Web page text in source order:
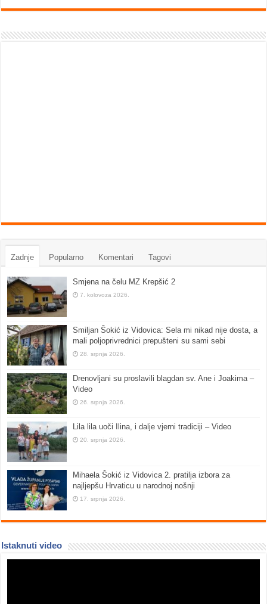
Zadnje Popularno Komentari Tagovi
Smjena na čelu MZ Krepšić 2
7. kolovoza 2026.
Smiljan Šokić iz Vidovica: Sela mi nikad nije dosta, a
mali poljoprivrednici prepušteni su sami sebi
28. srpnja 2026.
Drenovljani su proslavili blagdan sv. Ane i Joakima –
Video
26. srpnja 2026.
Lila lila uoči Ilina, i dalje vjerni tradiciji – Video
20. srpnja 2026.
Mihaela Šokić iz Vidovica 2. pratilja izbora za
najljepšu Hrvaticu u narodnoj nošnji
17. srpnja 2026.
Istaknuti video